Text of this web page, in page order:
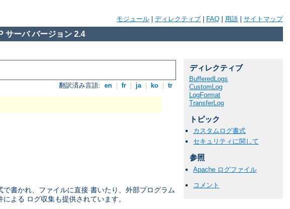
モジュール ディレクティブ FAQ 用語 サイトマップ
サーバ バージョン 2.4
翻訳済み言語: en fr ja ko tr
書かれ、ファイルに直接 書いたり、外部プログラム
よる ログ収集も提供されています。
ディレクティブ
BufferedLogs
CustomLog
LogFormat
TransferLog
トピック
カスタムログ書式
セキュリティに関して
参照
Apache ログファイル
コメント